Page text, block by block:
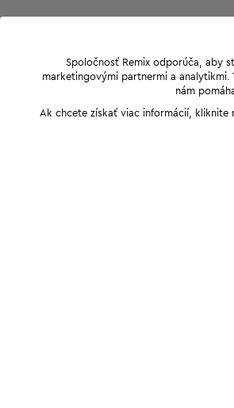
Spoločnosť Remix odporúča, aby
marketingovými partnermi a
nám
Ak chcete získať viac informácií, kliknite